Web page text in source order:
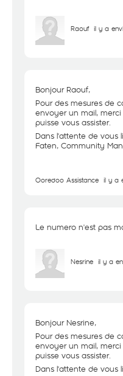
Raouf il y a
Bonjour Raouf,
Pour des mesures de
envoyer un mail,
puisse vous assister.
Dans l'attente de vous
Faten, Community
Ooredoo Assistance il y a
Le numero n'est pas
Nesrine il y a
Bonjour Nesrine,
Pour des mesures de
envoyer un mail,
puisse vous assister.
Dans l'attente de vous